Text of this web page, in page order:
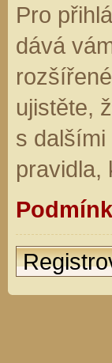
Pro
dává
ujistěte,
s dalšími
pravidla,